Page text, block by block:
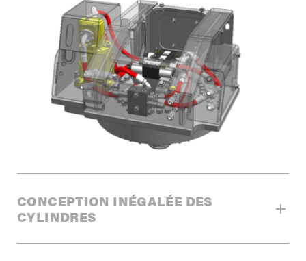
CONCEPTION INÉGALÉE DES
CYLINDRES